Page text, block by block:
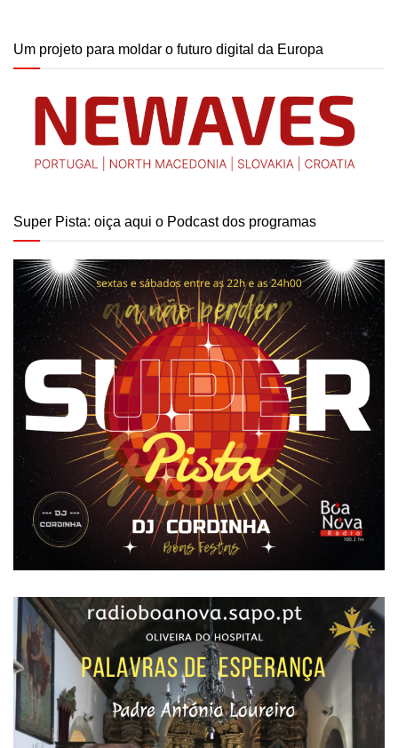
Um projeto para moldar o futuro digital da Europa
Super Pista: oiça aqui o Podcast dos programas